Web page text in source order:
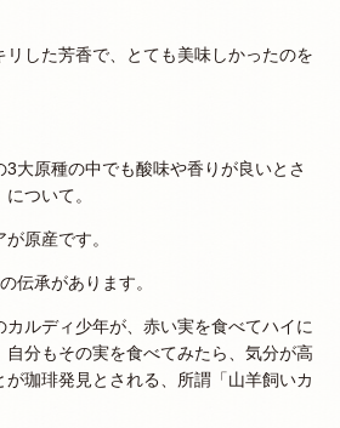
リした芳香で、とても美味しかったのを
大原種の中でも酸味や香りが良いとさ
ついて。
原産です。
伝承があります。
ルディ少年が、赤い実を食べてハイに
自分もその実を食べてみたら、気分が高
珈琲発見とされる、所謂「山羊飼いカ